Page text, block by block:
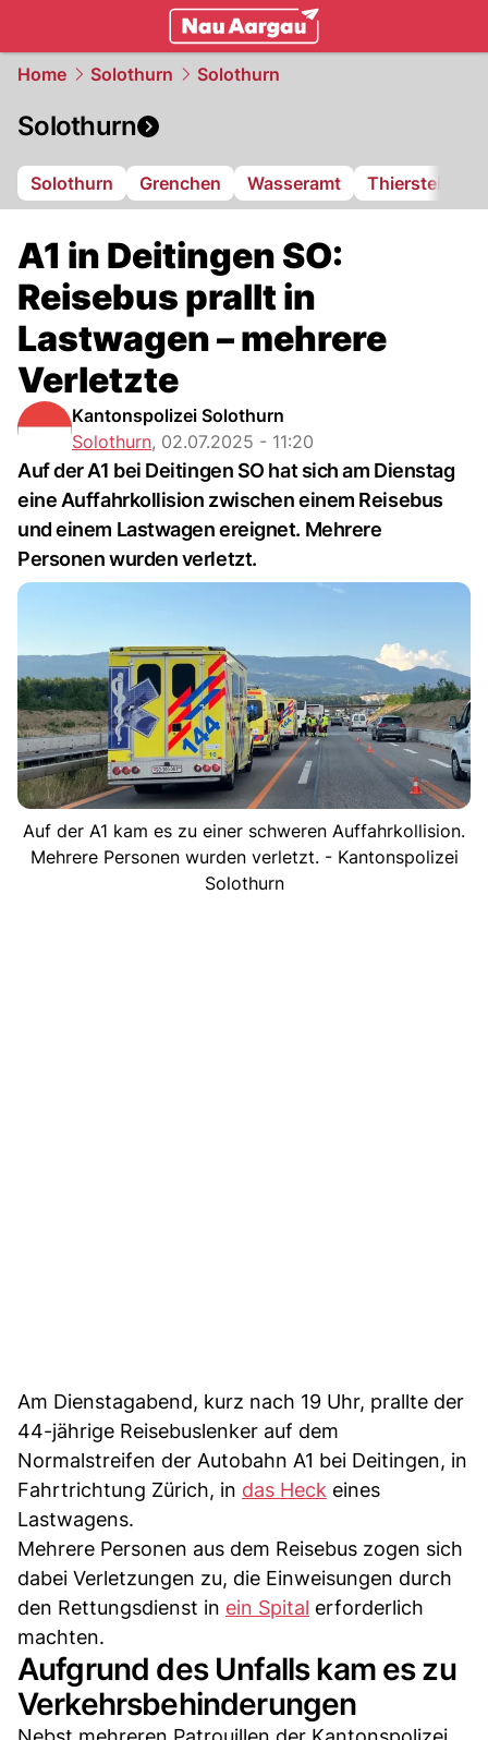
Home Solothurn Solothurn
Solothurn
Solothurn Grenchen Wasseramt Thierstein
A1 in Deitingen SO:
Reisebus prallt in
Lastwagen – mehrere
Verletzte
Kantonspolizei Solothurn
Solothurn, 02.07.2025 - 11:20
Auf der A1 bei Deitingen SO hat sich am Dienstag
eine Auffahrkollision zwischen einem Reisebus
und einem Lastwagen ereignet. Mehrere
Personen wurden verletzt.
Auf der A1 kam es zu einer schweren Auffahrkollision.
Mehrere Personen wurden verletzt. - Kantonspolizei
Solothurn
Am Dienstagabend, kurz nach 19 Uhr, prallte der
44-jährige Reisebuslenker auf dem
Normalstreifen der Autobahn A1 bei Deitingen, in
Fahrtrichtung Zürich, in das Heck eines
Lastwagens.
Mehrere Personen aus dem Reisebus zogen sich
dabei Verletzungen zu, die Einweisungen durch
den Rettungsdienst in ein Spital erforderlich
machten.
Aufgrund des Unfalls kam es zu
Verkehrsbehinderungen